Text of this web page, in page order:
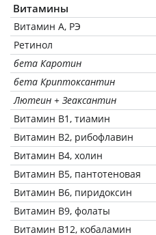
Витамины
Витамин А, РЭ
Ретинол
бета Каротин
бета Криптоксантин
Лютеин + Зеаксантин
Витамин В1, тиамин
Витамин В2, рибофлавин
Витамин В4, холин
Витамин В5, пантотеновая
Витамин В6, пиридоксин
Витамин В9, фолаты
Витамин В12, кобаламин